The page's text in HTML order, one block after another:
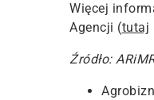
Więcej
Agencji (tutaj
Źródło: